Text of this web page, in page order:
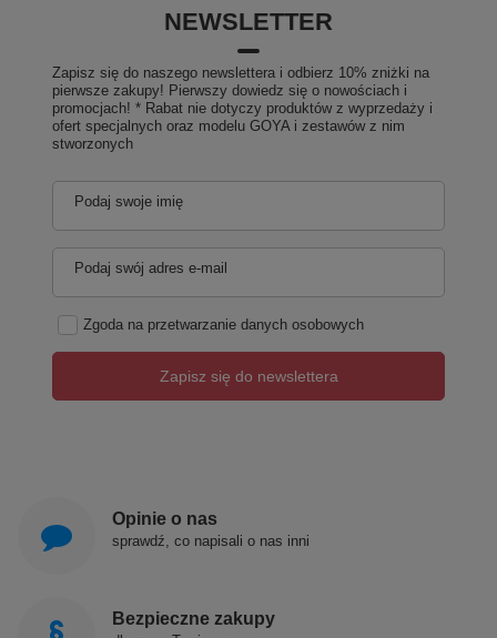
NEWSLETTER
Zapisz się do naszego newslettera i odbierz 10% zniżki na
pierwsze zakupy! Pierwszy dowiedz się o nowościach i
promocjach! * Rabat nie dotyczy produktów z wyprzedaży i
ofert specjalnych oraz modelu GOYA i zestawów z nim
stworzonych
Podaj swoje imię
Podaj swój adres e-mail
Zgoda na przetwarzanie danych osobowych
Zapisz się do newslettera
Opinie o nas
sprawdź, co napisali o nas inni
Bezpieczne zakupy